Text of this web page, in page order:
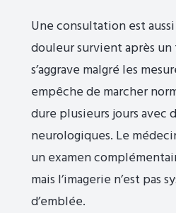
Une consultation est
douleur survient après
s’aggrave malgré les
empêche de marcher
dure plusieurs jours avec
neurologiques. Le
un examen
mais l’imagerie n’est pas
d’emblée.